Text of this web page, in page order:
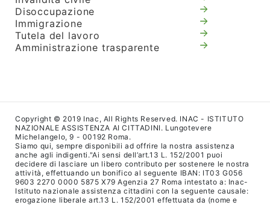
Disoccupazione
Immigrazione
Tutela del lavoro
Amministrazione trasparente
Copyright © 2019 Inac, All Rights Reserved. INAC - ISTITUTO
NAZIONALE ASSISTENZA AI CITTADINI. Lungotevere
Michelangelo, 9 - 00192 Roma.
Siamo qui, sempre disponibili ad offrire la nostra assistenza
anche agli indigenti."Ai sensi dell’art.13 L. 152/2001 puoi
decidere di lasciare un libero contributo per sostenere le nostra
attività, effettuando un bonifico al seguente IBAN: IT03 G056
9603 2270 0000 5875 X79 Agenzia 27 Roma intestato a: Inac-
Istituto nazionale assistenza cittadini con la seguente causale:
erogazione liberale art.13 L. 152/2001 effettuata da (nome e